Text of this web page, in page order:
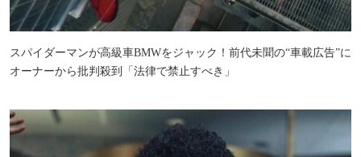
スパイダーマンが高級車BMWをジャック！前代未聞の“車載広告”に
オーナーから批判殺到「法律で禁止すべき」